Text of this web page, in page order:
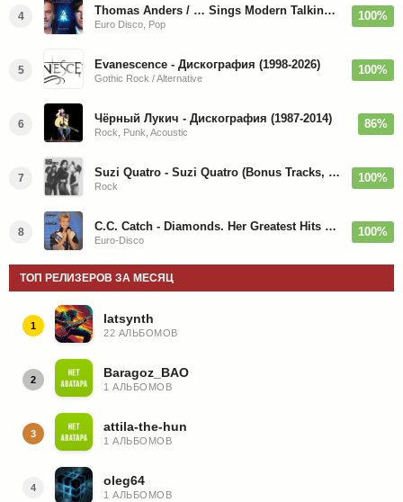
4 Thomas Anders / … Sings Modern Talking: The Best hi-res
Euro Disco, Pop
100%
5 Evanescence - Дискография (1998-2026)
Gothic Rock / Alternative
100%
6 Чёрный Лукич - Дискография (1987-2014)
Rock, Punk, Acoustic
86%
7 Suzi Quatro - Suzi Quatro (Bonus Tracks, Remaster) 1973/2022
Rock
100%
8 C.C. Catch - Diamonds. Her Greatest Hits 1988
Euro-Disco
100%
ТОП РЕЛИЗЕРОВ ЗА МЕСЯЦ
1 latsynth
22 АЛЬБОМОВ
2 Baragoz_BAO
1 АЛЬБОМОВ
3 attila-the-hun
1 АЛЬБОМОВ
4 oleg64
1 АЛЬБОМОВ